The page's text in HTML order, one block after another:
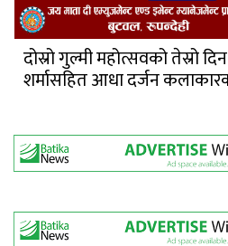
दोस्रो गुल्मी महोत्सवको तेस्रो
शर्मासहित आधा दर्जन